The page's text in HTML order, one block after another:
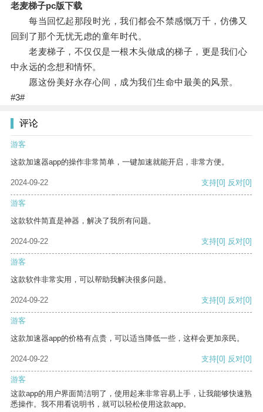
老麦梯子pc版下载
每当回忆起那段时光，我们都会不禁感慨万千，仿佛又
回到了那个无忧无虑的童年时代。
老麦梯子，不仅仅是一根木头做成的梯子，更是我们心
中永远的念想和情怀。
愿这份美好永存心间，成为我们生命中最美的风景。
#3#
评论
游客
这款加速器app的操作非常简单，一键加速就能开启，非常方便。
2024-09-22 支持[0] 反对[0]
游客
这款软件简直是神器，解决了我所有问题。
2024-09-22 支持[0] 反对[0]
游客
这款软件非常实用，可以帮助我解决很多问题。
2024-09-22 支持[0] 反对[0]
游客
这款加速器app的价格有点贵，可以适当降低一些，这样会更加亲民。
2024-09-22 支持[0] 反对[0]
游客
这款app的用户界面简洁明了，使用起来非常容易上手，让我能够快速熟
悉操作。我不用看说明书，就可以轻松使用这款app。